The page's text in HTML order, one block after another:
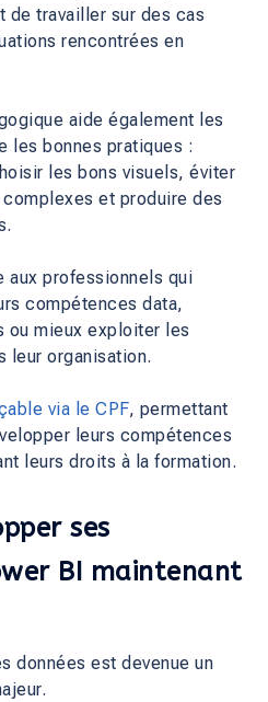
de travailler sur des cas
rencontrées en
aide également les
les bonnes pratiques :
les bons visuels, éviter
et produire des
aux professionnels qui
compétences data,
ou mieux exploiter les
leur organisation.
via le CPF, permettant
leurs compétences
leurs droits à la formation.
ses
BI maintenant
données est devenue un